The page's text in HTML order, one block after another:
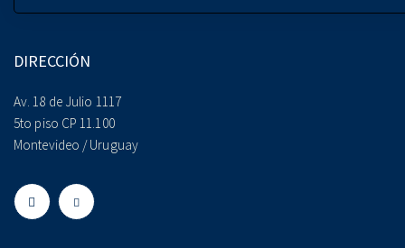
DIRECCIÓN
Av. 18 de Julio 1117
5to piso CP 11.100
Montevideo / Uruguay